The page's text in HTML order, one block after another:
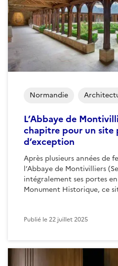
L’Abbaye de
chapitre pour un site
d’exception
Après plusieurs années de
l’Abbaye de Montivilliers
intégralement ses portes
Monument Historique, ce
Normandie
Publié le22 juillet 2025